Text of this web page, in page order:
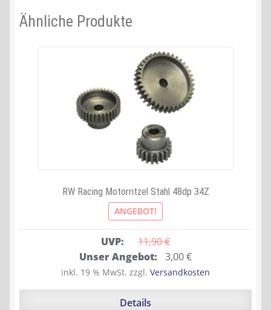
Ähnliche Produkte
RW Racing Motorritzel Stahl 48dp 34Z
ANGEBOT!
UVP: 11,90 €
Ursprünglicher
Preis
war:
Unser Angebot: 3,00€Aktueller
Preis
ist:
inkl. 19 % MwSt. zzgl. Versandkosten
Details